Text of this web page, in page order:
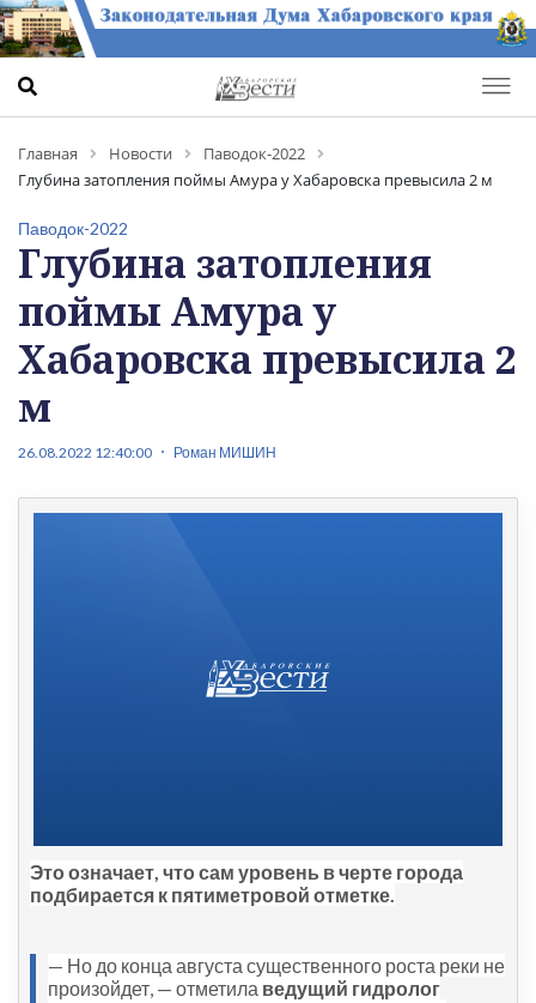
Главная Новости
Паводок-2022
Глубина затопления поймы Амура у Хабаровска превысила 2 м
Паводок-2022
Глубина затопления
поймы Амура у
Хабаровска превысила 2
м
26.08.2022 12:40:00 Роман МИШИН
Это означает, что сам уровень в черте города
подбирается к пятиметровой отметке.
— Но до конца августа существенного роста реки не
произойдет, — отметила ведущий гидролог